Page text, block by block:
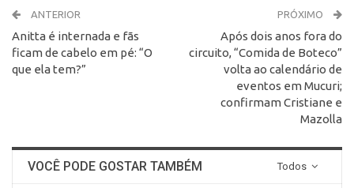
ANTERIOR
Anitta é internada e fãs
ficam de cabelo em pé: “O
que ela tem?”
PRÓXIMO
Após dois anos fora do
circuito, “Comida de Boteco”
volta ao calendário de
eventos em Mucuri;
confirmam Cristiane e
Mazolla
Todos
VOCÊ PODE GOSTAR TAMBÉM